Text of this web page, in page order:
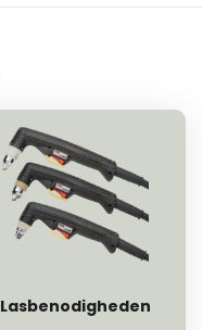
Lasbenodigheden